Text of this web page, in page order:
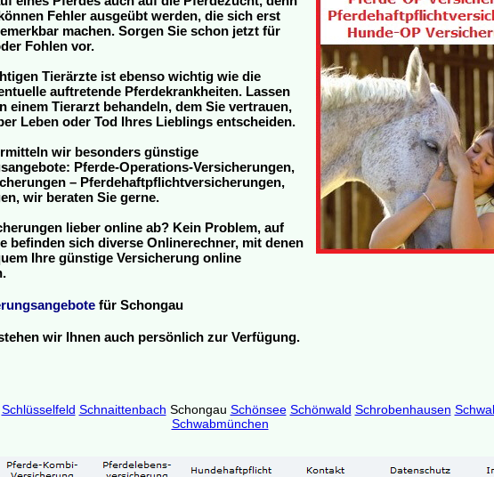
Fehler ausgeübt werden, die sich erst
machen. Sorgen Sie schon jetzt für
Fohlen vor.
Tierärzte ist ebenso wichtig wie die
auftretende Pferdekrankheiten. Lassen
einem Tierarzt behandeln, dem Sie vertrauen,
Leben oder Tod Ihres Lieblings entscheiden.
wir besonders günstige
Pferde-Operations-Versicherungen,
– Pferdehaftpflichtversicherungen,
wir beraten Sie gerne.
lieber online ab? Kein Problem, auf
befinden sich diverse Onlinerechner, mit denen
Ihre günstige Versicherung online
für Schongau
wir Ihnen auch persönlich zur Verfügung.
Schlüsselfeld Schnaittenbach Schongau Schönsee Schönwald Schrobenhausen
Schwabmünchen